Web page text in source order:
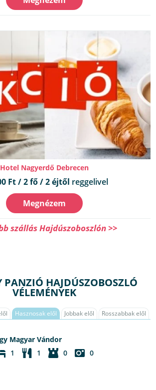
Hotel Nagyerdő Debrecen
Ft / 2 fő / 2 éjtől reggelivel
Megnézem
szállás Hajdúszoboszlón >>
PANZIÓ HAJDÚSZOBOSZLÓ
VÉLEMÉNYEK
Hasznosak elől Jobbak elől Rosszabbak elől
Magyar Vándor
1
1 0 0